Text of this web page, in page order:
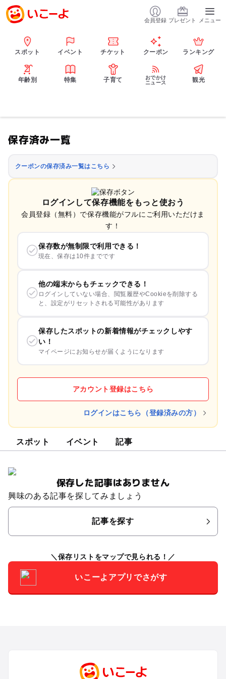
会員登録 プレゼント メニュー
スポット イベント チケット クーポン ランキング
年齢別 特集 子育て
おでかけ
ニュース
観光
保存済み一覧
クーポンの保存済み一覧はこちら
ログインして保存機能をもっと使おう
会員登録（無料）で保存機能がフルにご利用いただけま
す！
保存数が無制限で利用できる！
現在、保存は10件までです
他の端末からもチェックできる！
ログインしていない場合、閲覧履歴やCookieを削除する
と、設定がリセットされる可能性があります
保存したスポットの新着情報がチェックしやす
い！
マイページにお知らせが届くようになります
アカウント登録はこちら
ログインはこちら（登録済みの方）
スポット イベント 記事
保存した記事はありません
興味のある記事を探してみましょう
記事を探す
保存リストをマップで見られる！
いこーよアプリでさがす